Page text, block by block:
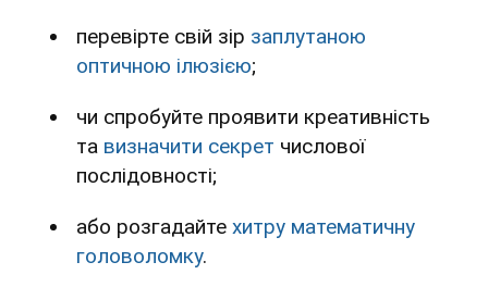
перевірте свій зір заплутаною
оптичною ілюзією;
чи спробуйте проявити креативність
та визначити секрет числової
послідовності;
або розгадайте хитру математичну
головоломку.